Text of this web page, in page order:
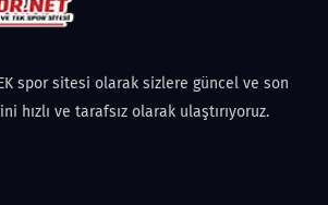
spor sitesi olarak sizlere güncel ve son
hızlı ve tarafsız olarak ulaştırıyoruz.